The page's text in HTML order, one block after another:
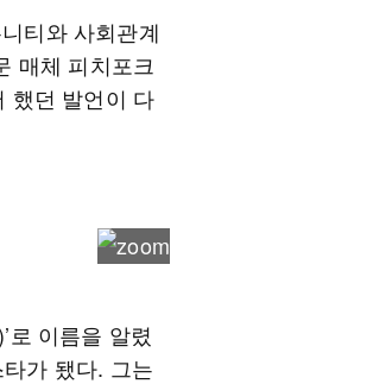
티와 사회관계
매체 피치포크
했던 발언이 다
로 이름을 알렸
가 됐다. 그는